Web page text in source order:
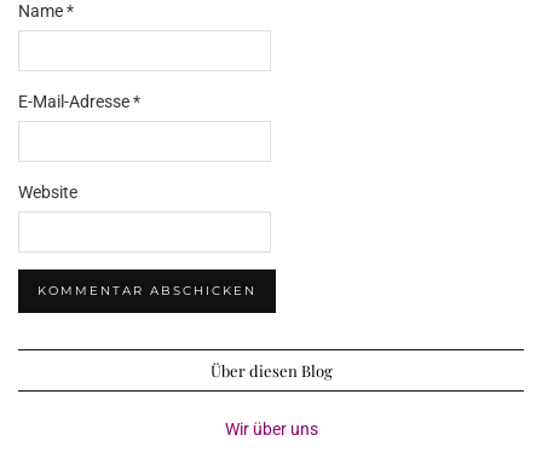
Name*
E-Mail-Adresse*
Website
Über diesen Blog
Wir über uns